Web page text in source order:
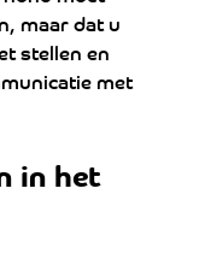
maar dat u
stellen en
met
in het